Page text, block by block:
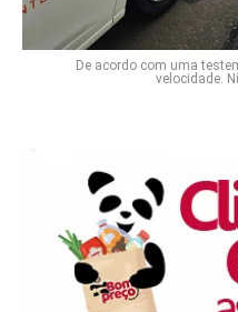
De acordo com uma
velocidade.